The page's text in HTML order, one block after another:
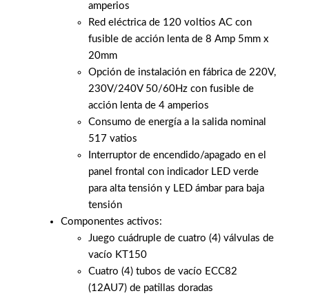
amperios
Red eléctrica de 120 voltios AC con
fusible de acción lenta de 8 Amp 5mm x
20mm
Opción de instalación en fábrica de 220V,
230V/240V 50/60Hz con fusible de
acción lenta de 4 amperios
Consumo de energía a la salida nominal
517 vatios
Interruptor de encendido/apagado en el
panel frontal con indicador LED verde
para alta tensión y LED ámbar para baja
tensión
Componentes activos:
Juego cuádruple de cuatro (4) válvulas de
vacío KT150
Cuatro (4) tubos de vacío ECC82
(12AU7) de patillas doradas